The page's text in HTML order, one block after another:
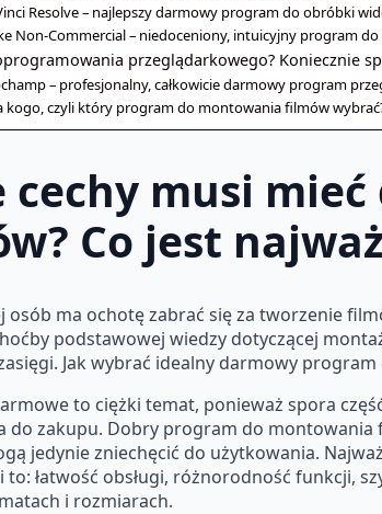
Resolve – najlepszy darmowy program do obróbki
Non-Commercial – niedoceniony, intuicyjny program
przeglądarkowego? Koniecznie
– profesjonalny, całkowicie darmowy program
kogo, czyli który program do montowania filmów
cechy musi
Co jest
osób ma ochotę zabrać się za tworzenie
podstawowej wiedzy dotyczącej
Jak wybrać idealny darmowy
to ciężki temat, ponieważ spora
do zakupu. Dobry program do
jedynie zniechęcić do użytkowania.
to: łatwość obsługi, różnorodność funkcji,
i rozmiarach.